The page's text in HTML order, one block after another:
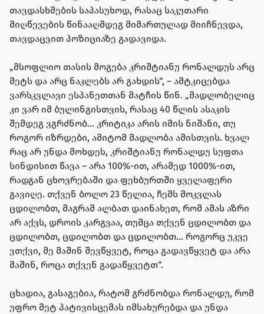
თავდასხმების საპასუხოდ, რასაც საკუთარი
მიღწევების წინააღმდეგ მიმართულად მიიჩნევდა,
თავდაცვით პოზიციაზე გადავიდა.
„მსოფლიო თასის მოგება კრიშტიანუ რონალდუს არც
მეტს და არც ნაკლებს არ გახდის“, – ამტკიცებდა
ვარსკვლავი ესპანეთთან მატჩის წინ. „მადლობელიც
კი ვარ იმ ბულინგისთვის, რასაც 40 წლის ასაკის
შემდეგ ვგრძნობ... კრიტიკა არის იმის ნიშანი, თუ
როგორ იზრდები, ამიტომ მადლობა ამისთვის. ხვალ
რაც არ უნდა მოხდეს, კრიშტიანუ რონალდუ სუფთა
სინდისით წავა – არა 100%-ით, არამედ 1000%-ით,
რადგან ცხოვრებაში და ფეხბურთში ყველაფერი
გავიღე. თქვენ ბოლო 23 წელია, ჩემს მოკვლას
ცდილობთ, მაგრამ ალბათ დაინახეთ, რომ ამას აზრი
არ აქვს, დროის კარგვაა, თუმცა თქვენ ცდილობთ და
ცდილობთ, ცდილობთ და ცდილობთ... როგორც უკვე
ვთქვი, მე მაშინ შევწყვეტ, როცა გადავწყვეტ და არა
მაშინ, როცა თქვენ გადაწყვეტთ“.
ცხადია, გასაგებია, რატომ გრძნობდა რონალდუ, რომ
უფრო მეტ პატივისცემას იმსახურებდა და უნდა